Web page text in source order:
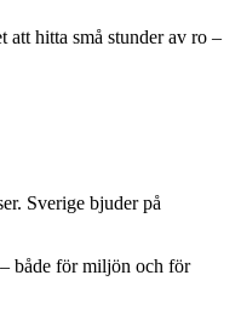
att hitta små stunder av ro –
Sverige bjuder på
både för miljön och för